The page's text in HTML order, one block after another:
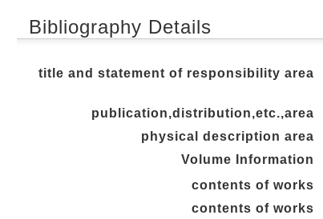
Bibliography Details
title and statement of responsibility area
publication,distribution,etc.,area
physical description area
Volume Information
contents of works
contents of works